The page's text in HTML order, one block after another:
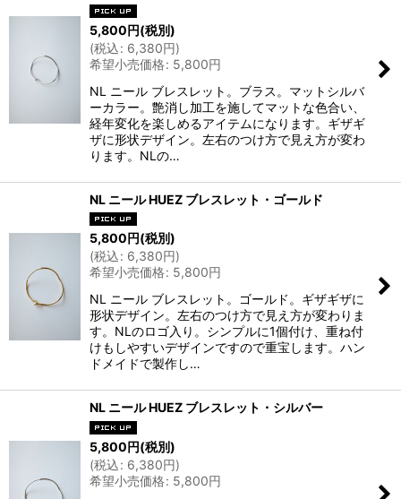
5,800円(税別)
(税込: 6,380円)
希望小売価格: 5,800円
NL ニール ブレスレット。ブラス。マットシルバ
ーカラー。艶消し加工を施してマットな色合い、
経年変化を楽しめるアイテムになります。ギザギ
ザに形状デザイン。左右のつけ方で見え方が変わ
ります。NLの…
NL ニール HUEZ ブレスレット・ゴールド
5,800円(税別)
(税込: 6,380円)
希望小売価格: 5,800円
NL ニール ブレスレット。ゴールド。ギザギザに
形状デザイン。左右のつけ方で見え方が変わりま
す。NLのロゴ入り。シンプルに1個付け、重ね付
けもしやすいデザインですので重宝します。ハン
ドメイドで製作し…
NL ニール HUEZ ブレスレット・シルバー
5,800円(税別)
(税込: 6,380円)
希望小売価格: 5,800円